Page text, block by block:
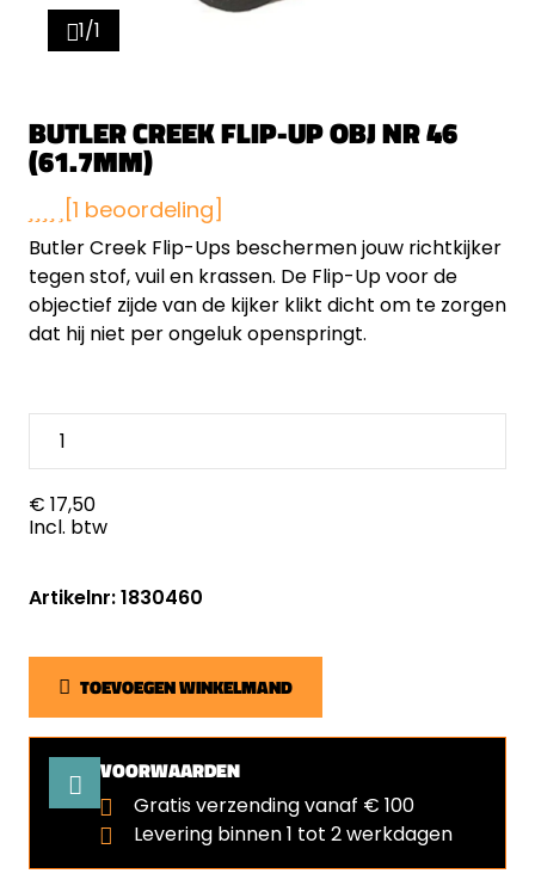
1/1
BUTLER CREEK FLIP-UP OBJ NR 46
(61.7MM)
[1 beoordeling]
Butler Creek Flip-Ups beschermen jouw richtkijker
tegen stof, vuil en krassen. De Flip-Up voor de
objectief zijde van de kijker klikt dicht om te zorgen
dat hij niet per ongeluk openspringt.
€ 17,50
Incl. btw
Artikelnr: 1830460
TOEVOEGEN WINKELMAND
VOORWAARDEN
Gratis verzending vanaf € 100
Levering binnen 1 tot 2 werkdagen